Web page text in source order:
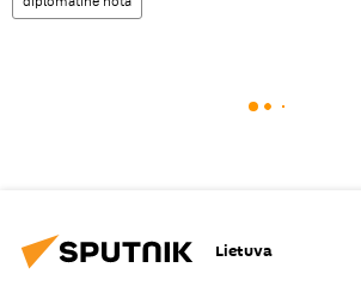
Lietuva